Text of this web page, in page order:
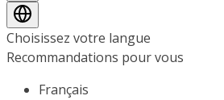
Choisissez votre langue
Recommandations pour vous
Français